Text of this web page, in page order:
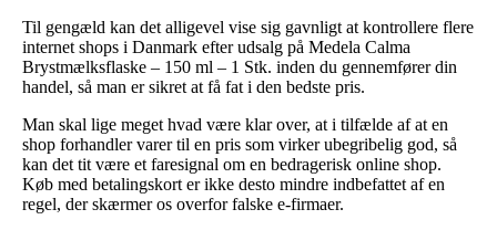
Til gengæld kan det alligevel vise sig gavnligt at kontrollere flere
internet shops i Danmark efter udsalg på Medela Calma
Brystmælksflaske – 150 ml – 1 Stk. inden du gennemfører din
handel, så man er sikret at få fat i den bedste pris.
Man skal lige meget hvad være klar over, at i tilfælde af at en
shop forhandler varer til en pris som virker ubegribelig god, så
kan det tit være et faresignal om en bedragerisk online shop.
Køb med betalingskort er ikke desto mindre indbefattet af en
regel, der skærmer os overfor falske e-firmaer.